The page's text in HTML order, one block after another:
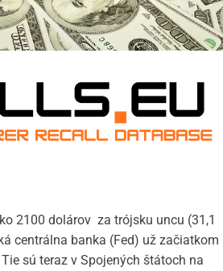
2100 dolárov za trójsku uncu (31,1
centrálna banka (Fed) už začiatkom
sú teraz v Spojených štátoch na